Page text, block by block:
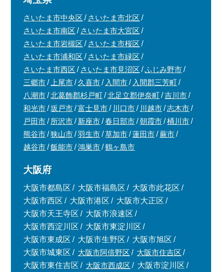
さいたま市中央区
さいたま市北区
さいたま市南区
さいたま市大宮区
さいたま市岩槻区
さいたま市桜区
さいたま市浦和区
さいたま市緑区
さいたま市西区
さいたま市見沼区
ふじみ野市
三郷市
上尾市 久喜市 入間市
入間郡三芳町
八潮市
北葛飾郡杉戸町 北足立郡伊奈町
吉川市
和光市
坂戸市 富士見市 川口市 川越市
志木市
戸田市
所沢市 新座市 春日部市 朝霞市
桶川市
熊谷市
狭山市 羽生市 草加市 蓮田市
蕨市
越谷市
飯能市 鴻巣市 鶴ヶ島市
大阪府
大阪市都島区 大阪市福島区
大阪市此花区
大阪市西区
大阪市港区
大阪市大正区
大阪市天王寺区
大阪市浪速区
大阪市西淀川区
大阪市東淀川区
大阪市東成区
大阪市生野区
大阪市旭区
大阪市城東区
大阪市阿倍野区
大阪市住吉区
大阪市東住吉区
大阪市西成区 大阪市淀川区